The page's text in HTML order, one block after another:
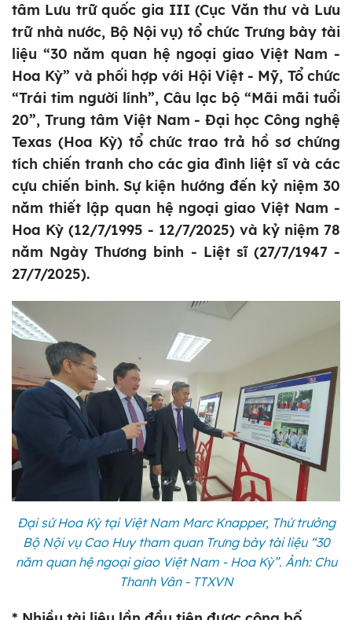
tâm Lưu trữ quốc gia III (Cục Văn thư và Lưu
trữ nhà nước, Bộ Nội vụ) tổ chức Trưng bày tài
liệu “30 năm quan hệ ngoại giao Việt Nam -
Hoa Kỳ” và phối hợp với Hội Việt - Mỹ, Tổ chức
“Trái tim người lính”, Câu lạc bộ “Mãi mãi tuổi
20”, Trung tâm Việt Nam - Đại học Công nghệ
Texas (Hoa Kỳ) tổ chức trao trả hồ sơ chứng
tích chiến tranh cho các gia đình liệt sĩ và các
cựu chiến binh. Sự kiện hướng đến kỷ niệm 30
năm thiết lập quan hệ ngoại giao Việt Nam -
Hoa Kỳ (12/7/1995 - 12/7/2025) và kỷ niệm 78
năm Ngày Thương binh - Liệt sĩ (27/7/1947 -
27/7/2025).
Đại sứ Hoa Kỳ tại Việt Nam Marc Knapper, Thứ trưởng
Bộ Nội vụ Cao Huy tham quan Trưng bày tài liệu “30
năm quan hệ ngoại giao Việt Nam - Hoa Kỳ”. Ảnh: Chu
Thanh Vân - TTXVN